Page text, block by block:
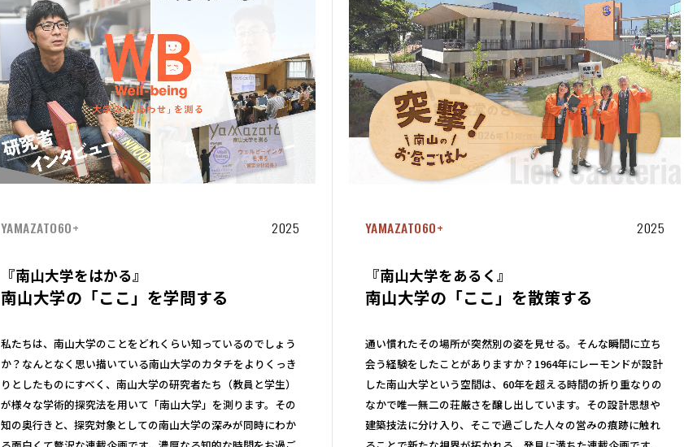
YAMAZATO60+ 2025
『南山大学をはかる』
南山大学の「ここ」を学問する
私たちは、南山大学のことをどれくらい知っているのでしょう
か？なんとなく思い描いている南山大学のカタチをよりくっき
りとしたものにすべく、南山大学の研究者たち（教員と学生）
が様々な学術的探究法を用いて「南山大学」を測ります。その
知の奥行きと、探究対象としての南山大学の深みが同時にわか
YAMAZATO60+ 2025
『南山大学をあるく』
南山大学の「ここ」を散策する
通い慣れたその場所が突然別の姿を見せる。そんな瞬間に立ち
会う経験をしたことがありますか？1964年にレーモンドが設計
した南山大学という空間は、60年を超える時間の折り重なりの
なかで唯一無二の荘厳さを醸し出しています。その設計思想や
建築技法に分け入り、そこで過ごした人々の営みの痕跡に触れ